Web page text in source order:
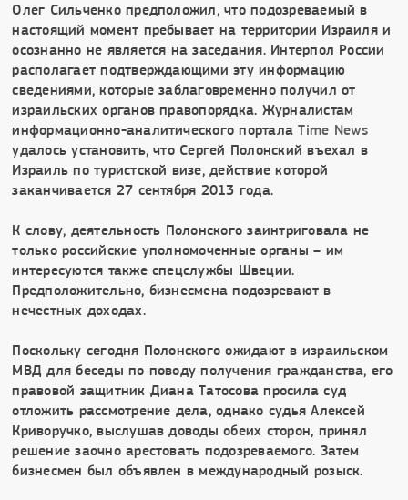
Олег Сильченко предположил, что подозреваемый в
настоящий момент пребывает на территории Израиля и
осознанно не является на заседания. Интерпол России
располагает подтверждающими эту информацию
сведениями, которые заблаговременно получил от
израильских органов правопорядка. Журналистам
информационно-аналитического порталаTime News
удалось установить, что Сергей Полонский въехал в
Израиль по туристской визе, действие которой
заканчивается 27 сентября 2013 года.
К слову, деятельность Полонского заинтриговала не
только российские уполномоченные органы – им
интересуются также спецслужбы Швеции.
Предположительно, бизнесмена подозревают в
нечестных доходах.
Поскольку сегодня Полонского ожидают в израильском
МВД для беседы по поводу получения гражданства, его
правовой защитник Диана Татосова просила суд
отложить рассмотрение дела, однако судья Алексей
Криворучко, выслушав доводы обеих сторон, принял
решение заочно арестовать подозреваемого. Затем
бизнесмен был объявлен в международный розыск.